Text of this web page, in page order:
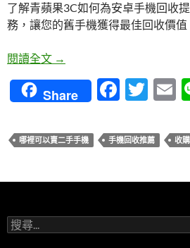
了解青蘋果3C如何為安卓手機回收
務，讓您的舊手機獲得最佳回收價值
閱讀全文 安卓手機回收推薦：青蘋
→
Share
F
e
o
k
T
itt
E
哪裡可以賣二手手機 手機回收推薦 收
搜
尋